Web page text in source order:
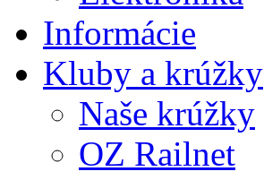
Informácie
Kluby a krúžky
Naše krúžky
OZ Railnet